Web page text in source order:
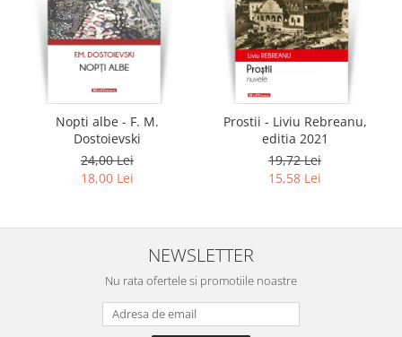
Nopti albe - F. M.
Dostoievski
24,00 Lei
18,00 Lei
Prostii - Liviu Rebreanu,
editia 2021
19,72 Lei
15,58 Lei
NEWSLETTER
Nu rata ofertele si promotiile noastre